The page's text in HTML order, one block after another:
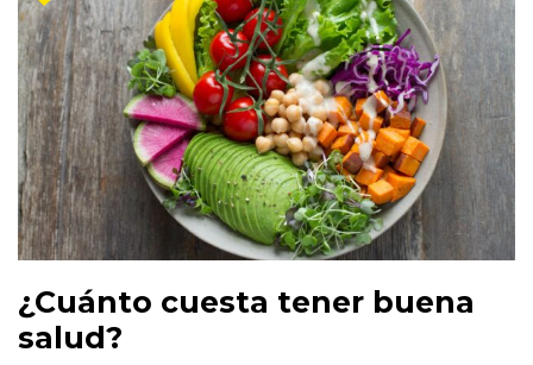
¿Cuánto cuesta tener buena
salud?